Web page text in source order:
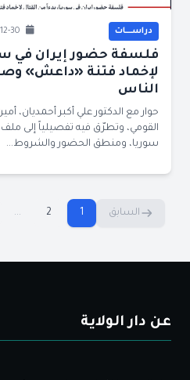
دراســــات
فلسفة حضور إيران في
لإخماد فتنة «داعش»
الناس
حوار مع الدكتور علي أكبر أحمديان،
القومي، وتطرّق فيه تفصيلياً إلى
سوريا، ومنطق الحضور والشروط...
السابق 1
2
...
عن دار الولاية